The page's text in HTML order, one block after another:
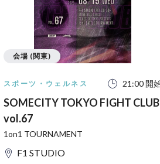
スポーツ・ウェルネス 21:00 開
SOMECITY TOKYO FIGHT CLUB
vol.67
1on1 TOURNAMENT
F1 STUDIO
会場 (関東)